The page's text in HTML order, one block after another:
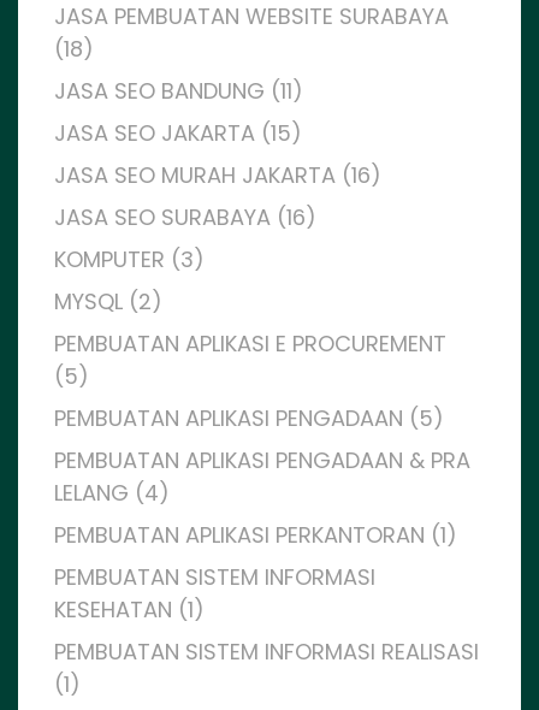
JASA PEMBUATAN WEBSITE SURABAYA
(18)
JASA SEO BANDUNG (11)
JASA SEO JAKARTA (15)
JASA SEO MURAH JAKARTA (16)
JASA SEO SURABAYA (16)
KOMPUTER (3)
MYSQL (2)
PEMBUATAN APLIKASI E PROCUREMENT
(5)
PEMBUATAN APLIKASI PENGADAAN (5)
PEMBUATAN APLIKASI PENGADAAN & PRA
LELANG (4)
PEMBUATAN APLIKASI PERKANTORAN (1)
PEMBUATAN SISTEM INFORMASI
KESEHATAN (1)
PEMBUATAN SISTEM INFORMASI REALISASI
(1)